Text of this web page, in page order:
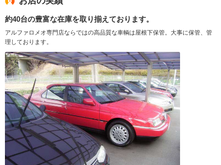
約40台の豊富な在庫を取り揃えております。
アルファロメオ専門店ならではの高品質な車輌は屋根下保管。大事に保管、管
理しております。